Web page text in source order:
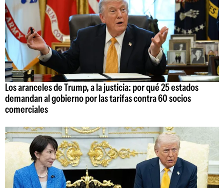
Los aranceles de Trump, a la justicia: por qué 25 estados
demandan al gobierno por las tarifas contra 60 socios
comerciales